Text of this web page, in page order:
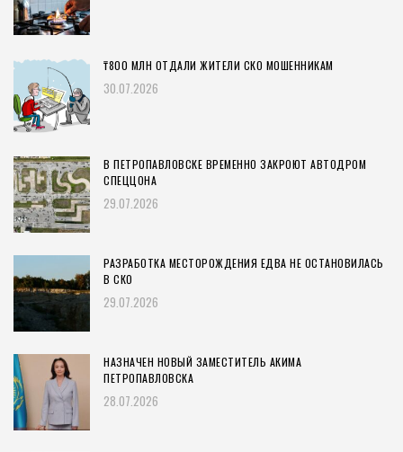
₸800 МЛН ОТДАЛИ ЖИТЕЛИ СКО МОШЕННИКАМ
30.07.2026
В ПЕТРОПАВЛОВСКЕ ВРЕМЕННО ЗАКРОЮТ АВТОДРОМ
СПЕЦЦОНА
29.07.2026
РАЗРАБОТКА МЕСТОРОЖДЕНИЯ ЕДВА НЕ ОСТАНОВИЛАСЬ
В СКО
29.07.2026
НАЗНАЧЕН НОВЫЙ ЗАМЕСТИТЕЛЬ АКИМА
ПЕТРОПАВЛОВСКА
28.07.2026